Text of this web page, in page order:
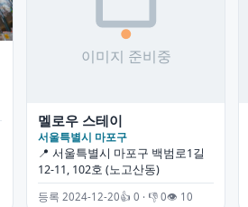
멜로우 스테이
서울특별시 마포구
📍 서울특별시 마포구 백범로1길
12-11, 102호 (노고산동)
등록 2024-12-20👍 0 · 👎 0👁 10